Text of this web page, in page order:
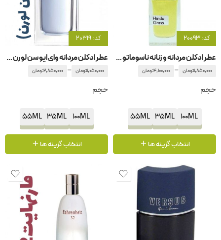
کد: 20093
عطر ادکلن مردانه و زنانه ناسوماتو هیندو گراس
1,850,000تومان –
4,100,000تومان
حجم
100ML
35ML
55ML
انتخاب گزینه ها
کد: 20319
عطر ادکلن مردانه وای ایو سن لورن – ایفسن لورن
1,050,000تومان –
2,850,000تومان
حجم
100ML
35ML
55ML
انتخاب گزینه ها